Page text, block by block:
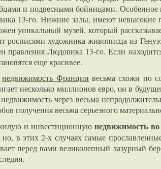
и подвесными бойницами.
13-го. Нижние залы, имеют невысокие
уникальный музей, который
росписями художника-живописца из
правления Людовика 13-го. Если
еще красивее.
недвижимость Франции весьма схожи по
несколько миллионов евро, он в
через весьма
получения весьма серьезного
и инвестиционнуюнедвижимость
но, в этих 2-х случаях самые
перед вами великолепный лазурный